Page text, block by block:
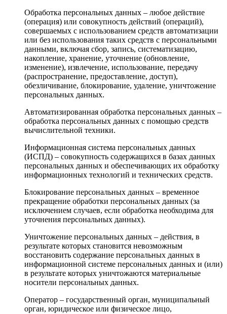
Обработка персональных данных – любое действие
(операция) или совокупность действий (операций),
совершаемых с использованием средств автоматизации
или без использования таких средств с персональными
данными, включая сбор, запись, систематизацию,
накопление, хранение, уточнение (обновление,
изменение), извлечение, использование, передачу
(распространение, предоставление, доступ),
обезличивание, блокирование, удаление, уничтожение
персональных данных.
Автоматизированная обработка персональных данных –
обработка персональных данных с помощью средств
вычислительной техники.
Информационная система персональных данных
(ИСПД) – совокупность содержащихся в базах данных
персональных данных и обеспечивающих их обработку
информационных технологий и технических средств.
Блокирование персональных данных – временное
прекращение обработки персональных данных (за
исключением случаев, если обработка необходима для
уточнения персональных данных).
Уничтожение персональных данных – действия, в
результате которых становится невозможным
восстановить содержание персональных данных в
информационной системе персональных данных и (или)
в результате которых уничтожаются материальные
носители персональных данных.
Оператор – государственный орган, муниципальный
орган, юридическое или физическое лицо,